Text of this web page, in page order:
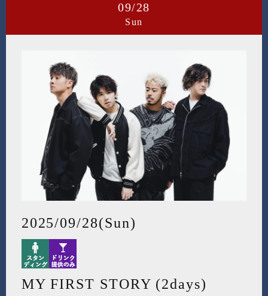
09/28
Sun
2025/09/28(Sun)
MY FIRST STORY (2days)